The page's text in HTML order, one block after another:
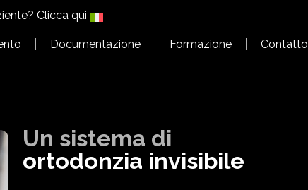
Clicca qui
Documentazione Formazione Contatto
Un sistema di
ortodonzia invisibile